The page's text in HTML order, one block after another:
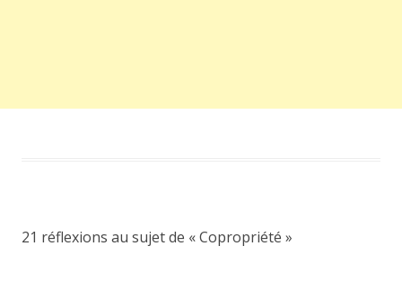
21 réflexions au sujet de «Copropriété »